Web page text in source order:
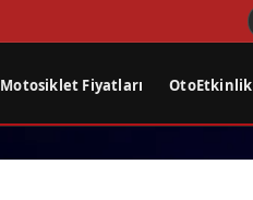
Motosiklet Fiyatları OtoEtkinlik